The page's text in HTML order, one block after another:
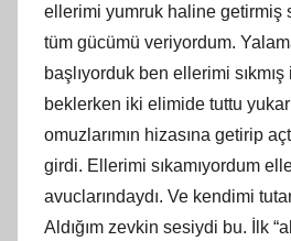
ellerimi yumruk haline getirmiş
tüm gücümü veriyordum.
başlıyorduk ben ellerimi
beklerken iki elimide tuttu
omuzlarımın hizasına getirip
girdi. Ellerimi sıkamıyordum
avuclarındaydı. Ve kendimi
Aldığım zevkin sesiydi bu. İlk